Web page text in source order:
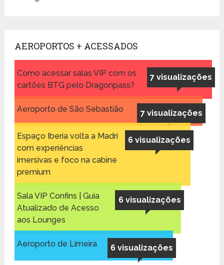
AEROPORTOS + ACESSADOS
7 visualizações
Como acessar salas VIP com os
cartões BTG pelo Dragonpass?
7 visualizações
Aeroporto de São Sebastião
6 visualizações
Espaço Iberia volta a Madri
com experiências
imersivas e foco na cabine
premium
6 visualizações
Sala VIP Confins | Guia
Atualizado de Acesso
aos Lounges
6 visualizações
Aeroporto de Limeira